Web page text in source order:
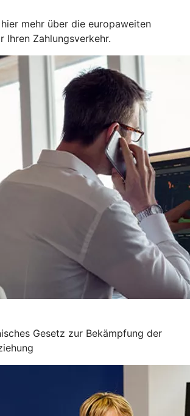
mehr über die europaweiten
Ihren Zahlungsverkehr.
Gesetz zur Bekämpfung der